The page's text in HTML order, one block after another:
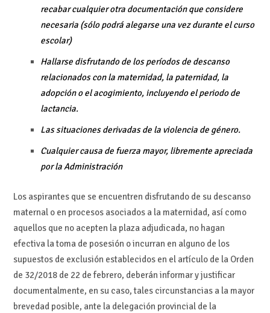
recabar cualquier otra documentación que considere
necesaria (sólo podrá alegarse una vez durante el curso
escolar)
Hallarse disfrutando de los períodos de descanso
relacionados con la maternidad, la paternidad, la
adopción o el acogimiento, incluyendo el periodo de
lactancia.
Las situaciones derivadas de la violencia de género.
Cualquier causa de fuerza mayor, libremente apreciada
por la Administración
Los aspirantes que se encuentren disfrutando de su descanso
maternal o en procesos asociados a la maternidad, así como
aquellos que no acepten la plaza adjudicada, no hagan
efectiva la toma de posesión o incurran en alguno de los
supuestos de exclusión establecidos en el artículo de la Orden
de 32/2018 de 22 de febrero, deberán informar y justificar
documentalmente, en su caso, tales circunstancias a la mayor
brevedad posible, ante la delegación provincial de la